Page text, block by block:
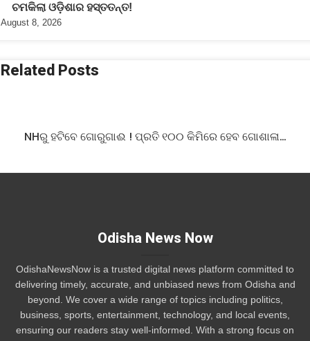
ଚମକିଲା ଓଡ଼ିଶାର ହସ୍ତତନ୍ତ!
August 8, 2026
Related Posts
NHରୁ ହଟିବେ ଗୋରୁଗାଈ ! ପ୍ରତି ୧୦୦ କିମିରେ ହେବ ଗୋଶାଳା…
Odisha News Now
OdishaNewsNow is a trusted digital news platform committed to
delivering timely, accurate, and unbiased news from Odisha and
beyond. We cover a wide range of topics including politics,
business, sports, entertainment, technology, and local events,
ensuring our readers stay well-informed. With a strong focus on